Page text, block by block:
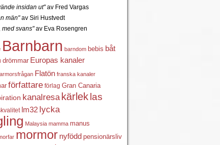
insidan ut"av Fred Vargas
män"av Siri Hustvedt
med svans"av Eva Rosengren
Barnbarn barndom bebis båt
drömmar Europas kanaler
Flatön franska kanaler
författare förlag Gran Canaria
kanalresa kärlek las
lm32 lycka
Malaysia mamma manus
mormor nyfödd pensionärsliv